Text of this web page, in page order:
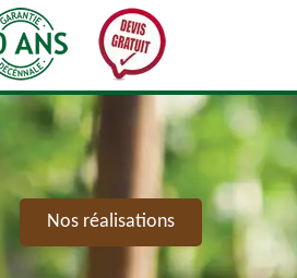
Nos réalisations